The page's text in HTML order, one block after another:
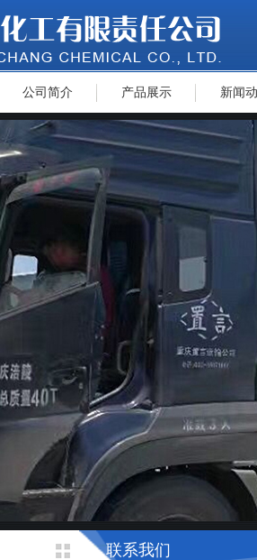
公司简介 产品展示 新闻
联系我们